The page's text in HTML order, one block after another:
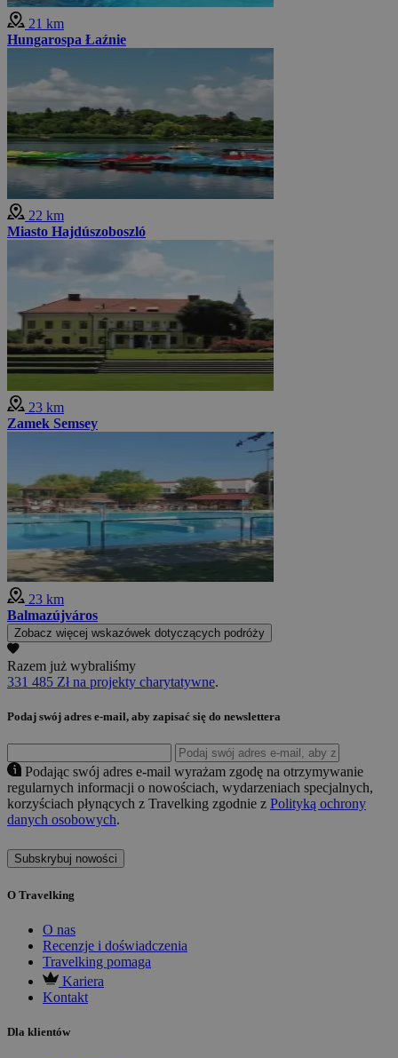
21 km
Hungarospa Łaźnie
22 km
Miasto Hajdúszoboszló
23 km
Zamek Semsey
23 km
Balmazújváros
Zobacz więcej wskazówek dotyczących podróży
Razem już wybraliśmy
331 485 Zł na projekty charytatywne.
Podaj swój adres e-mail, aby zapisać się do newslettera
Podając swój adres e-mail wyrażam zgodę na otrzymywanie
regularnych informacji o nowościach, wydarzeniach specjalnych,
korzyściach płynących z Travelking zgodnie z Polityką ochrony
danych osobowych.
Subskrybuj nowości
O Travelking
O nas
Recenzje i doświadczenia
Travelking pomaga
Kariera
Kontakt
Dla klientów